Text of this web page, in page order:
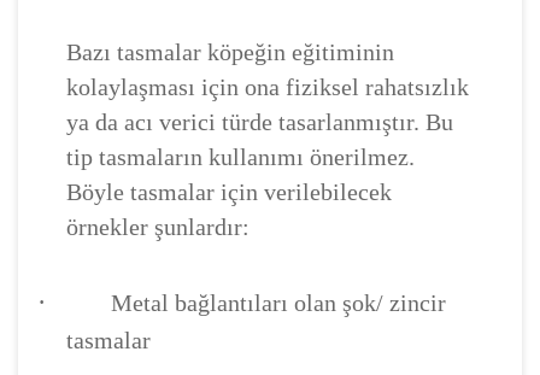
Bazı tasmalar köpeğin eğitiminin
kolaylaşması için ona fiziksel rahatsızlık
ya da acı verici türde tasarlanmıştır. Bu
tip tasmaların kullanımı önerilmez.
Böyle tasmalar için verilebilecek
örnekler şunlardır:
·
Metal bağlantıları olan şok/ zincir
tasmalar